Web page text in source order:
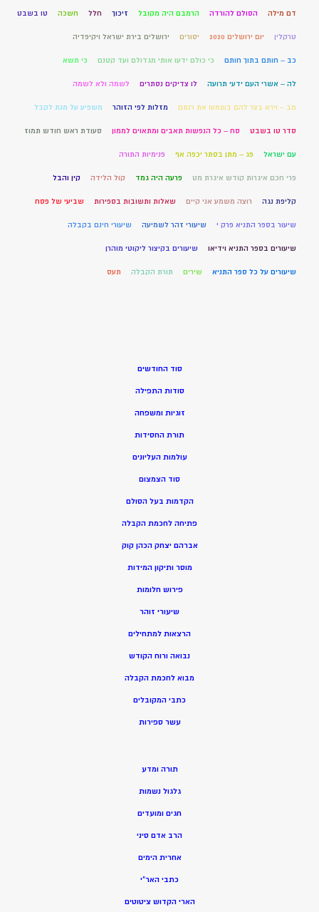
דם מילה הסולם להורדה הרמבם היה מקובל זיכוך חלל חשכה טו בשבט
טרקלין יום ירושלים 2020 יסורים ירושלים בירת ישראל ויקיפדיה
כב – חותם בתוך חותם כי כולם ידעו אותי מגדולם ועד קטנם כי תשא
לה – אשרי העם ידעי תרועה לו צדיקים נסתרים לשמה ולא לשמה
מב – וירא בצר להם בשמעו את רנתם מזלות לפי הזוהר משפיע על מנת לקבל
סדר טו בשבט סח – כל הנפשות תאבים ומתאוים לממון סעודת ראש חודש תמוז
עם ישראל פג – מתן בסתר יכפה אף פנימיות התורה
פרי חכם איגרות קודש איגרת מט פרעה היה גמד קול הלידה קין והבל
קליפת נגה רוצה משמע אני קיים שאלות ותשובות בספירות שביעי של פסח
שיעור בספר התניא פרק י שיעורי זהר לשמיעה שיעורי חינם בקבלה
שיעורים בספר התניא וידיאו שיעורים בקיצור ליקוטי מוהרן
שיעורים על כל ספר התניא שירים תורת הקבלה תעס
סוד החודשים
סודות התפילה
זוגיות ומשפחה
תורת החסידות
עולמות העליונים
סוד הצמצום
הקדמות בעל הסולם
פתיחה לחכמת הקבלה
אברהם יצחק הכהן קוק
מוסר ותיקון המידות
פירוש חלומות
שיעורי זוהר
הרצאות למתחילים
נבואה ורוח הקודש
מבוא לחכמת הקבלה
כתבי המקובלים
עשר ספירות
תורה ומדע
גלגול נשמות
חגים ומועדים
הרב אדם סיני
אחרית הימים
כתבי האר”י
הארי הקדוש ציטוטים